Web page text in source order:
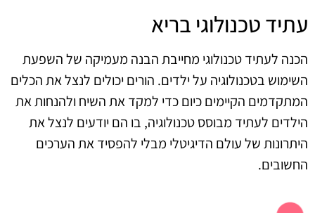
עתיד טכנולוגי בריא
הכנה לעתיד טכנולוגי מחייבת הבנה מעמיקה של השפעת
השימוש בטכנולוגיה על ילדים. הורים יכולים לנצל את הכלים
המתקדמים הקיימים כיום כדי למקד את השיח ולהנחות את
הילדים לעתיד מבוסס טכנולוגיה, בו הם יודעים לנצל את
היתרונות של עולם הדיגיטלי מבלי להפסיד את הערכים
החשובים.